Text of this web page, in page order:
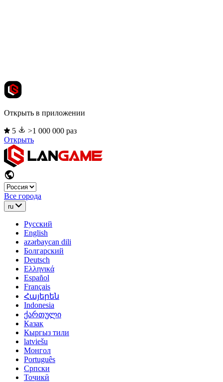
Открыть в приложении
5
>1 000 000 раз
Открыть
Все города
ru
Русский
English
azərbaycan dili
Болгарский
Deutsch
Ελληνικά
Español
Français
Հայերեն
Indonesia
ქართული
Қазақ
Кыргыз тили
latviešu
Монгол
Português
Српски
Тоҷикӣ